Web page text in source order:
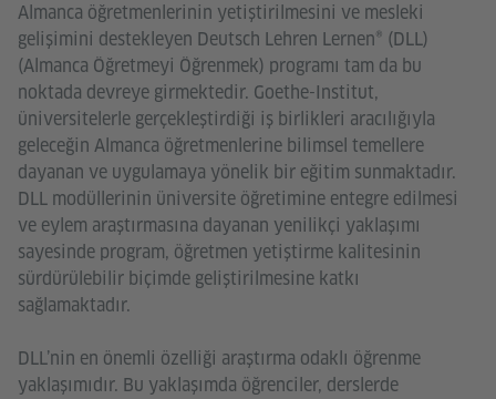
Almanca öğretmenlerinin yetiştirilmesini ve mesleki
gelişimini destekleyen Deutsch Lehren Lernen® (DLL)
(Almanca Öğretmeyi Öğrenmek) programı tam da bu
noktada devreye girmektedir. Goethe-Institut,
üniversitelerle gerçekleştirdiği iş birlikleri aracılığıyla
geleceğin Almanca öğretmenlerine bilimsel temellere
dayanan ve uygulamaya yönelik bir eğitim sunmaktadır.
DLL modüllerinin üniversite öğretimine entegre edilmesi
ve eylem araştırmasına dayanan yenilikçi yaklaşımı
sayesinde program, öğretmen yetiştirme kalitesinin
sürdürülebilir biçimde geliştirilmesine katkı
sağlamaktadır.
DLL’nin en önemli özelliği araştırma odaklı öğrenme
yaklaşımıdır. Bu yaklaşımda öğrenciler, derslerde